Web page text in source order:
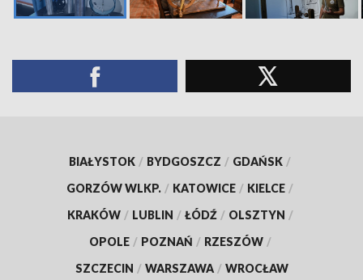
BIAŁYSTOK / BYDGOSZCZ / GDAŃSK /
GORZÓW WLKP. / KATOWICE / KIELCE /
KRAKÓW / LUBLIN / ŁÓDŹ / OLSZTYN /
OPOLE / POZNAŃ / RZESZÓW /
SZCZECIN / WARSZAWA / WROCŁAW